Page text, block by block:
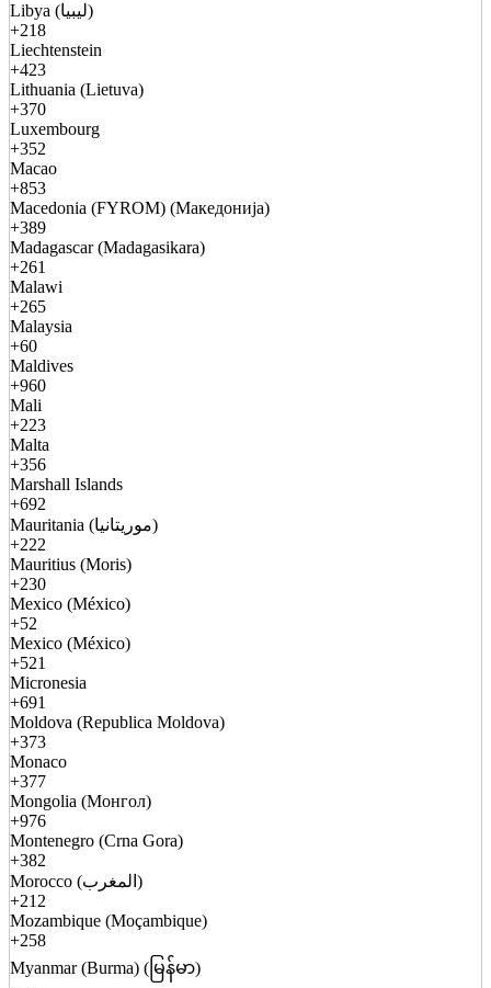
Libya (ليبيا)
+218
Liechtenstein
+423
Lithuania (Lietuva)
+370
Luxembourg
+352
Macao
+853
Macedonia (FYROM) (Македонија)
+389
Madagascar (Madagasikara)
+261
Malawi
+265
Malaysia
+60
Maldives
+960
Mali
+223
Malta
+356
Marshall Islands
+692
Mauritania (موريتانيا)
+222
Mauritius (Moris)
+230
Mexico (México)
+52
Mexico (México)
+521
Micronesia
+691
Moldova (Republica Moldova)
+373
Monaco
+377
Mongolia (Монгол)
+976
Montenegro (Crna Gora)
+382
Morocco (المغرب)
+212
Mozambique (Moçambique)
+258
Myanmar (Burma) (မြန်မာ)